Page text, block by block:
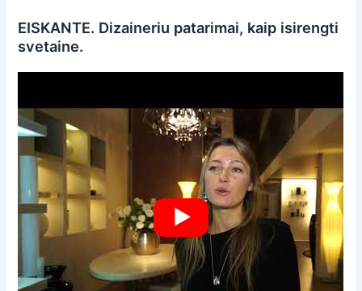
EISKANTE. Dizaineriu patarimai, kaip isirengti
svetaine.